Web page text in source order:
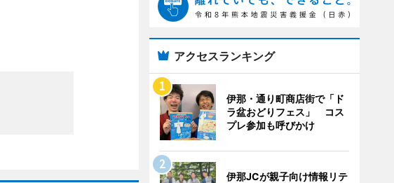
アクセスランキング
伊那・通り町商店街で「ド
ラ盆おどりフェス」 コス
プレ参加も呼びかけ
伊那JCが親子向け情報リテ